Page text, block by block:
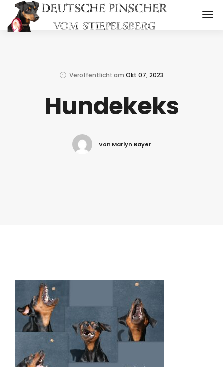
Veröffentlicht am Okt 07, 2023
Hundekeks
Von Marlyn Bayer